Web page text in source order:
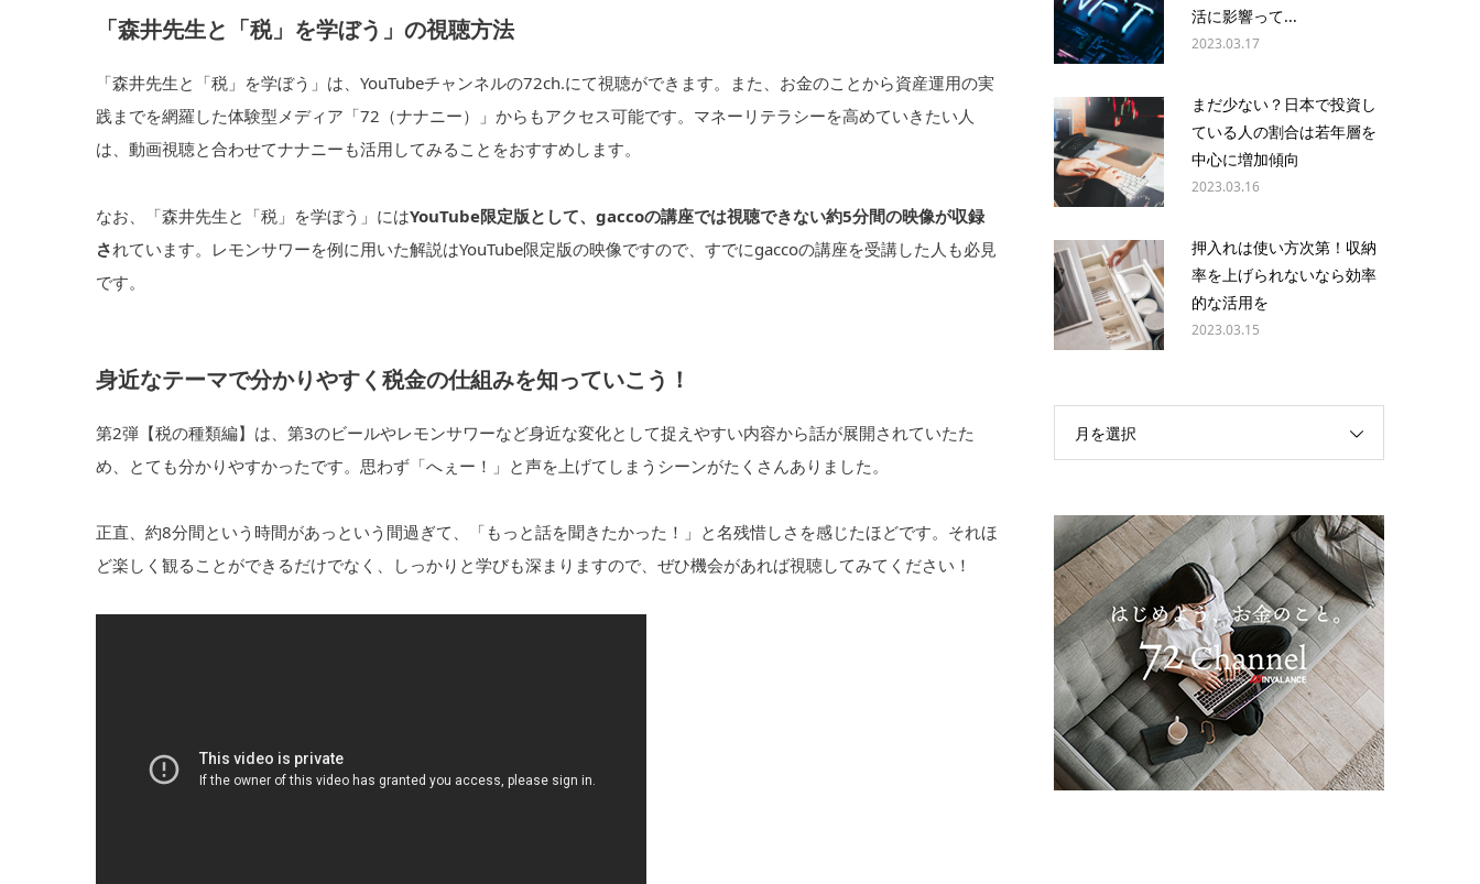
「森井先生と「税」を学ぼう」の視聴方法
「森井先生と「税」を学ぼう」は、YouTubeチャンネルの72ch.にて視聴ができます。また、お金のことから資産運用の実
践までを網羅した体験型メディア「72（ナナニー）」からもアクセス可能です。マネーリテラシーを高めていきたい人
は、動画視聴と合わせてナナニーも活用してみることをおすすめします。
なお、「森井先生と「税」を学ぼう」にはYouTube限定版として、gaccoの講座では視聴できない約5分間の映像が収録
されています。レモンサワーを例に用いた解説はYouTube限定版の映像ですので、すでにgaccoの講座を受講した人も必見
です。
身近なテーマで分かりやすく税金の仕組みを知っていこう！
第2弾【税の種類編】は、第3のビールやレモンサワーなど身近な変化として捉えやすい内容から話が展開されていたた
め、とても分かりやすかったです。思わず「へぇー！」と声を上げてしまうシーンがたくさんありました。
正直、約8分間という時間があっという間過ぎて、「もっと話を聞きたかった！」と名残惜しさを感じたほどです。それほ
ど楽しく観ることができるだけでなく、しっかりと学びも深まりますので、ぜひ機会があれば視聴してみてください！
活に影響って...
2023.03.17
まだ少ない？日本で投資し
ている人の割合は若年層を
中心に増加傾向
2023.03.16
押入れは使い方次第！収納
率を上げられないなら効率
的な活用を
2023.03.15
月を選択